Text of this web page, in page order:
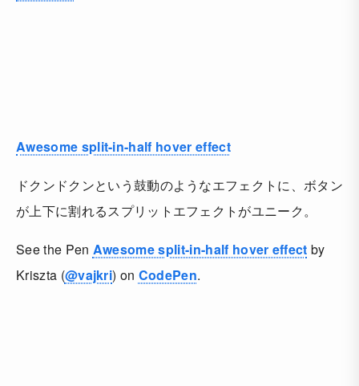
Awesome split-in-half hover effect
ドクンドクンという鼓動のようなエフェクトに、ボタン
が上下に割れるスプリットエフェクトがユニーク。
See the Pen Awesome split-in-half hover effect by
Kriszta (@vajkri) on CodePen.